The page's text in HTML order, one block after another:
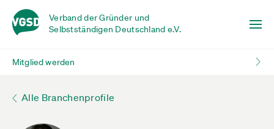
Verband der Gründer und
Selbstständigen Deutschland e.V.
Mitglied werden
Alle Branchenprofile